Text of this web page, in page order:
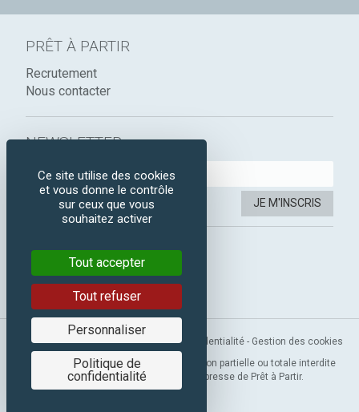
PRÊT À PARTIR
Recrutement
Nous contacter
NEWSLETTER :
JE M'INSCRIS
SUIVEZ-NOUS :
Facebook
Instagram
Mentions légales-CGV-Politique de confidentialité - Gestion des cookies
Copyright 2019 © Prêt à Partir. Reproduction partielle ou totale interdite
sans l’autorisation préalable et expresse de Prêt à Partir.
Ce site utilise des cookies
et vous donne le contrôle
sur ceux que vous
souhaitez activer
Tout accepter
Tout refuser
Personnaliser
Politique de
confidentialité